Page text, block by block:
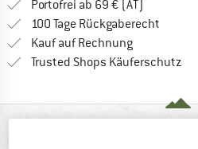
Portofrei ab 69 € (AT)
100 Tage Rückgaberecht
Kauf auf RechnungFinde die
Trusted Shops Käuferschutz